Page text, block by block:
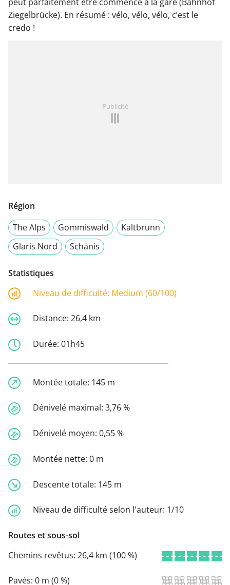
Ziegelbrücke). En résumé : vélo, vélo, vélo, c’est le
credo !
Publicité
Région
The Alps
Gommiswald
Kaltbrunn
Glaris Nord
Schänis
Statistiques
Niveau de difficulté: Medium (60/100)
Distance: 26,4 km
Durée: 01h45
Montée totale: 145 m
Dénivelé maximal: 3,76 %
Dénivelé moyen: 0,55 %
Montée nette: 0 m
Descente totale: 145 m
Niveau de difficulté selon l'auteur: 1/10
Routes et sous-sol
Chemins revêtus: 26,4 km (100 %)
Pavés: 0 m (0 %)